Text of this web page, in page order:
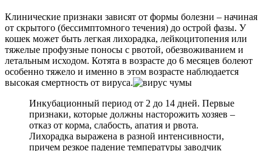
Клинические признаки зависят от формы болезни – начиная
от скрытого (бессимптомного течения) до острой фазы. У
кошек может быть легкая лихорадка, лейкоцитопения или
тяжелые профузные поносы с рвотой, обезвоживанием и
летальным исходом. Котята в возрасте до 6 месяцев болеют
особенно тяжело и именно в этом возрасте наблюдается
высокая смертность от вируса.
Инкубационный период от 2 до 14 дней. Первые
признаки, которые должны насторожить хозяев –
отказ от корма, слабость, апатия и рвота.
Лихорадка выражена в разной интенсивности,
причем резкое падение температуры заводчик